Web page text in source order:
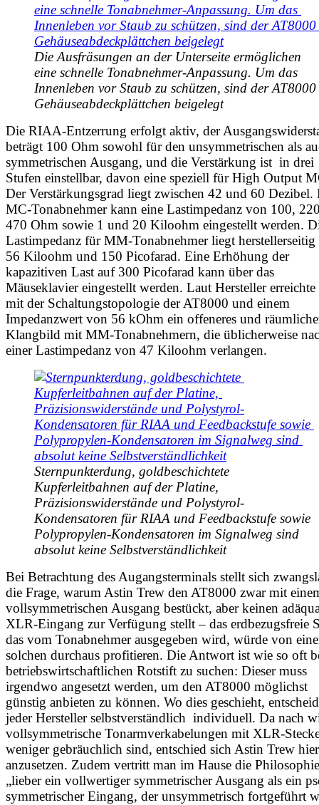
Die Ausfräsungen an der Unterseite ermöglichen
eine schnelle Tonabnehmer-Anpassung. Um das
Innenleben vor Staub zu schützen, sind der AT8000
Gehäuseabdeckplättchen beigelegt
Die RIAA-Entzerrung erfolgt aktiv, der
beträgt 100 Ohm sowohl für den unsymmetrischen als
symmetrischen Ausgang, und die Verstärkung ist in drei
Stufen einstellbar, davon eine speziell für High Output
Der Verstärkungsgrad liegt zwischen 42 und 60 Dezibel.
MC-Tonabnehmer kann eine Lastimpedanz von 100,
470 Ohm sowie 1 und 20 Kiloohm eingestellt werden.
Lastimpedanz für MM-Tonabnehmer liegt herstellerseitig
56 Kiloohm und 150 Picofarad. Eine Erhöhung der
kapazitiven Last auf 300 Picofarad kann über das
Mäuseklavier eingestellt werden. Laut Hersteller erreichte
mit der Schaltungstopologie der AT8000 und einem
Impedanzwert von 56 kOhm ein offeneres und
Klangbild mit MM-Tonabnehmern, die üblicherweise
einer Lastimpedanz von 47 Kiloohm verlangen.
Sternpunkterdung, goldbeschichtete
Kupferleitbahnen auf der Platine,
Präzisionswiderstände und Polystyrol-
Kondensatoren für RIAA und Feedbackstufe sowie
Polypropylen-Kondensatoren im Signalweg sind
absolut keine Selbstverständlichkeit
Bei Betrachtung des Augangsterminals stellt sich
die Frage, warum Astin Trew den AT8000 zwar mit
vollsymmetrischen Ausgang bestückt, aber keinen
XLR-Eingang zur Verfügung stellt – das erdbezugsfreie
das vom Tonabnehmer ausgegeben wird, würde von
solchen durchaus profitieren. Die Antwort ist wie so oft
betriebswirtschaftlichen Rotstift zu suchen: Dieser muss
irgendwo angesetzt werden, um den AT8000 möglichst
günstig anbieten zu können. Wo dies geschieht,
jeder Hersteller selbstverständlich individuell. Da nach
vollsymmetrische Tonarmverkabelungen mit XLR-
weniger gebräuchlich sind, entschied sich Astin Trew hier
anzusetzen. Zudem vertritt man im Hause die
„lieber ein vollwertiger symmetrischer Ausgang als ein
symmetrischer Eingang, der unsymmetrisch fortgeführt